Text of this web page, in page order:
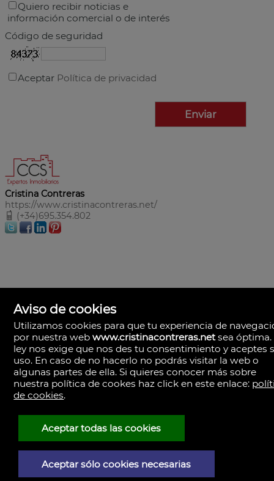
Quiero recibir noticias e
información comercial o de interés
Código de seguridad
Aceptar Política de privacidad
Cristina Contreras
https://www.cristinacontreras.net/
(+34)695.354.802
Sevilla
España
(+34)695.354.802
Aviso Legal
Aviso de cookies
Utilizamos cookies para que tu experiencia de
por nuestra webwww.cristinacontreras.netsea óptima.
ley nos exige que nos des tu consentimiento y aceptes
uso. En caso de no hacerlo no podrás visitar la web o
algunas partes de ella. Si quieres conocer más sobre
nuestra política de cookes haz click en este enlace:
de cookies.
Aceptar todas las cookies
Aceptar sólo cookies necesarias